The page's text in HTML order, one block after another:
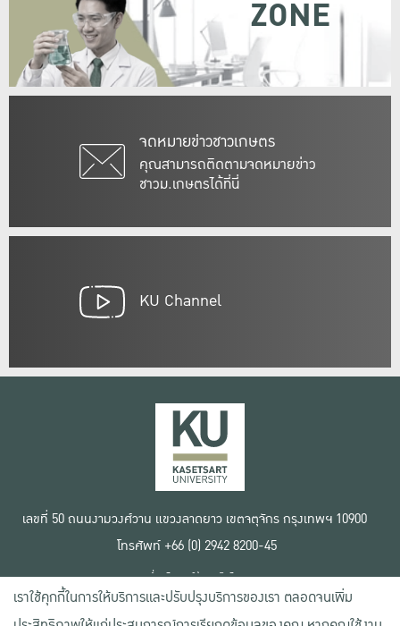
จดหมายข่าวชาวเกษตร
คุณสามารถติดตามจดหมายข่าว
ชาวม.เกษตรได้ที่นี่
ZONE
KU Channel
เลขที่ 50 ถนนงามวงศ์วาน แขวงลาดยาว เขตจตุจักร กรุงเทพฯ 10900
โทรศัพท์ +66 (0) 2942 8200-45
เงื่อนไขการใช้งานเว็บไซต์
ข้อตกลงด้านสิทธิ์ใช้งาน
นโยบายความเป็นส่วนตัว
เราใช้คุกกี้ในการให้บริการและปรับปรุงบริการของเรา ตลอดจนเพิ่ม